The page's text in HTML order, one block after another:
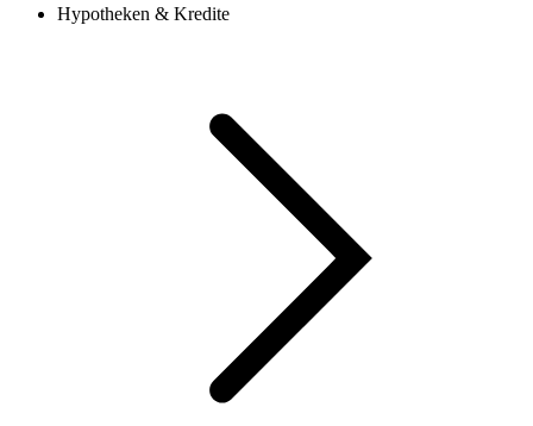
Hypotheken & Kredite